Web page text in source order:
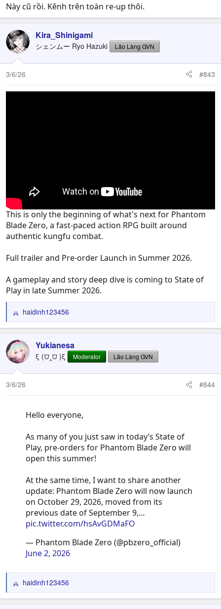
Này cũ rồi. Kênh trên toàn re-up thôi.
Kira_Shinigami
シェンムー Ryo Hazuki Lão Làng GVN
3/6/26 #843
This is only the beginning of what's next for Phantom
Blade Zero, a fast-paced action RPG built around
authentic kungfu combat.
Full trailer and Pre-order Launch in Summer 2026.
A gameplay and story deep dive is coming to State of
Play in late Summer 2026.
R
e
c
t
i
o
n
haidinh123456
Yukianesa
ξ (⩌‸⩌ )ξ Moderator Lão Làng GVN
3/6/26 #844
Hello everyone,
As many of you just saw in today’s State of
Play, pre-orders for Phantom Blade Zero will
open this summer!
At the same time, I want to share another
update: Phantom Blade Zero will now launch
on October 29, 2026, moved from its
previous date of September 9,…
pic.twitter.com/hsAvGDMaFO
— Phantom Blade Zero (@pbzero_official)
June 2, 2026
R
e
haidinh123456